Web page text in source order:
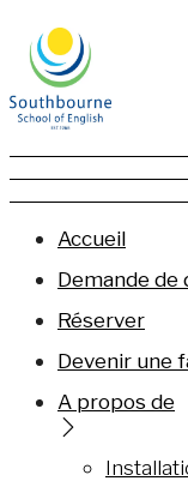
Accueil
Demande de
Réserver
Devenir une
A propos de